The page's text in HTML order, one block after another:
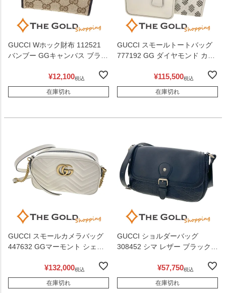
GUCCI Wホック財布 112521
バンブー GGキャンバス ブラウ
兼用 グッチ 【中古】
¥12,100税込
在庫切れ
GUCCI スモールトートバッグ
777192 GG ダイヤモンド カッ
ストラップ無し グッチ 【中
古】
¥115,500税込
在庫切れ
GUCCI スモールカメラバッグ
447632 GGマーモント シェブ
ショルダーバッグ レディース
グッチ 【中古】
¥132,000税込
在庫切れ
GUCCI ショルダーバッグ
308452 シマ レザー ブラック
ンジャーバッグ 男女兼用 グッ
チ 【中古】
¥57,750税込
在庫切れ